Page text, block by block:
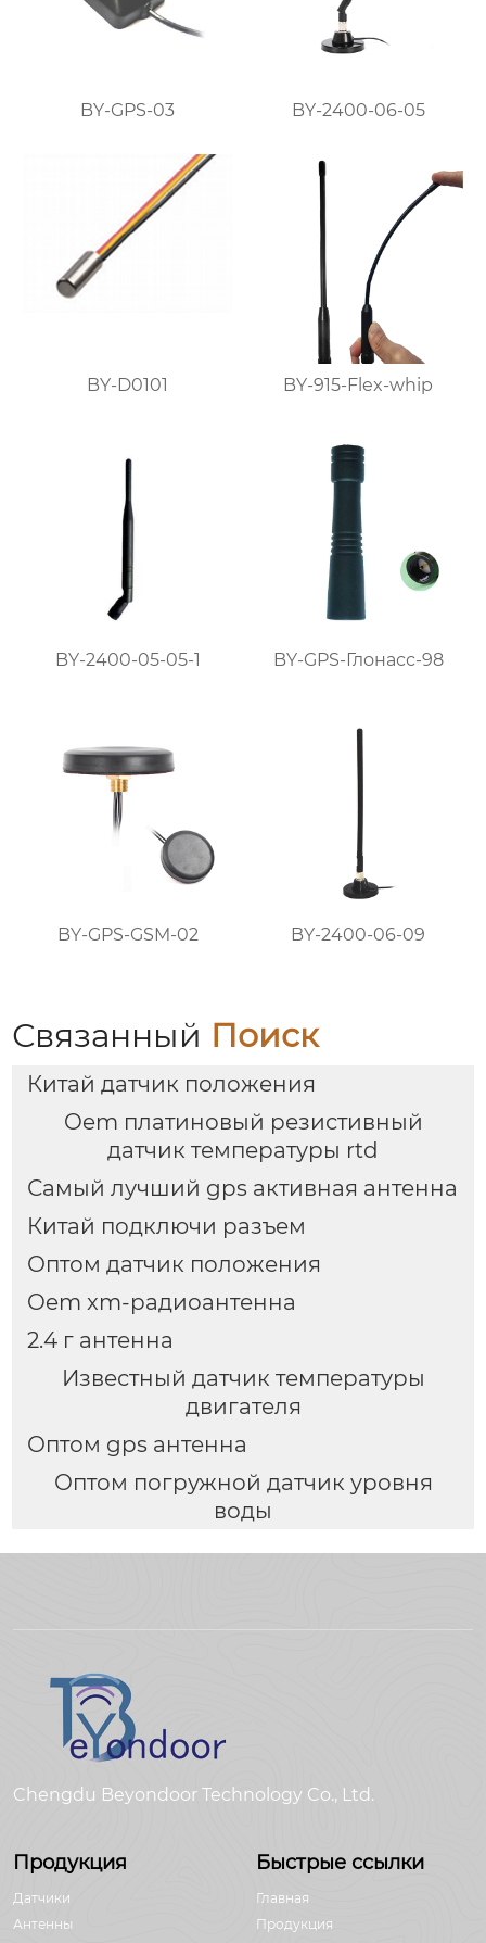
BY-GPS-03 BY-2400-06-05
BY-D0101 BY-915-Flex-whip
BY-2400-05-05-1 BY-GPS-Глонасс-98
BY-GPS-GSM-02 BY-2400-06-09
Связанный Поиск
Китай датчик положения
Oem платиновый резистивный
датчик температуры rtd
Самый лучший gps активная антенна
Китай подключи разъем
Оптом датчик положения
Oem xm-радиоантенна
2.4 г антенна
Известный датчик температуры
двигателя
Оптом gps антенна
Оптом погружной датчик уровня
воды
Chengdu Beyondoor Technology Co., Ltd.
Продукция
Датчики
Антенны
Быстрые ссылки
Главная
Продукция